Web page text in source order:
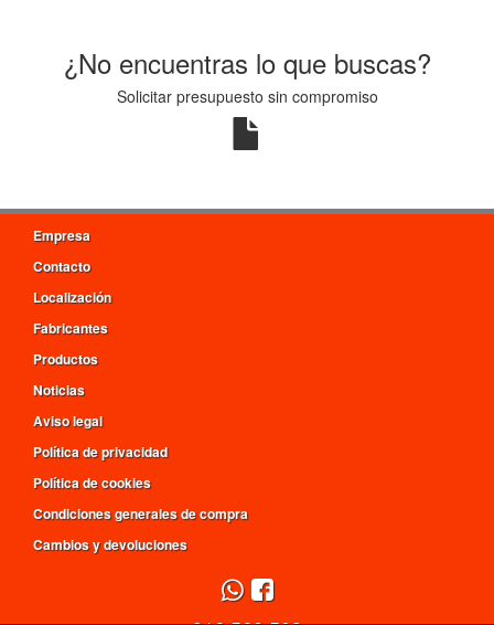
¿No encuentras lo que buscas?
Solicitar presupuesto sin compromiso
Empresa
Contacto
Localización
Fabricantes
Productos
Noticias
Aviso legal
Política de privacidad
Política de cookies
Condiciones generales de compra
Cambios y devoluciones